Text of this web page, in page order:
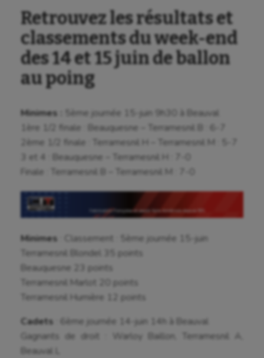
Retrouvez les résultats et
classements du week-end
des 14 et 15 juin de ballon
au poing
Minimes :
5ème journée 15-juin 9h30 à Beauval
1ère 1/2 finale : Beauquesne – Terramesnil B : 6-7
2ème 1/2 finale : Terramesnil H – Terramesnil M : 5-7
3 et 4 : Beauquesne – Terramesnil H : 7-0
Finale : Terramesnil B – Terramesnil M : 7-0
Minimes : Classement : 5ème journée 15-juin
Terramesnil Blondel 35 points
Beauquesne 23 points
Terramesnil Marlot 20 points
Terramesnil Humière 12 points
Cadets : 6ème journée 14-juin 14h à Beauval
Gagnants de droit : Warloy Baillon, Terramesnil A,
Beauval L